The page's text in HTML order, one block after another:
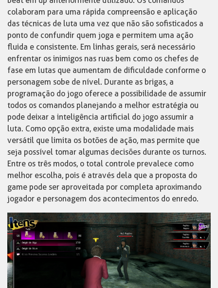
colaboram para uma rápida compreensão e aplicação
das técnicas de luta uma vez que não são sofisticados a
ponto de confundir quem joga e permitem uma ação
fluida e consistente. Em linhas gerais, será necessário
enfrentar os inimigos nas ruas bem como os chefes de
fase em lutas que aumentam de dificuldade conforme o
personagem sobe de nível. Durante as brigas, a
programação do jogo oferece a possibilidade de assumir
todos os comandos planejando a melhor estratégia ou
pode deixar a inteligência artificial do jogo assumir a
luta. Como opção extra, existe uma modalidade mais
versátil que limita os botões de ação, mas permite que
seja possível tomar algumas decisões durante os turnos.
Entre os três modos, o total controle prevalece como
melhor escolha, pois é através dela que a proposta do
game pode ser aproveitada por completa aproximando
jogador e personagem dos acontecimentos do enredo.